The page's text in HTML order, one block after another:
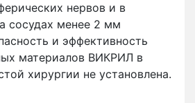
нервов и в
сосудах менее 2 мм
и эффективность
материалов ВИКРИЛ в
хирургии не установлена.